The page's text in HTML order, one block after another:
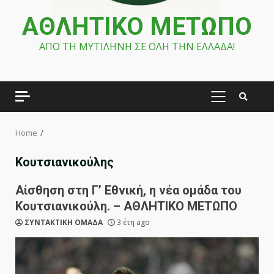
ΑΘΛΗΤΙΚΟ ΜΕΤΩΠΟ
ΑΠΟ ΤΗ ΜΥΤΙΛΗΝΗ ΣΕ ΟΛΗ ΤΗΝ ΕΛΛΑΔΑ!
PRIMARY
Home
Κουτσιανικούλης
Αίσθηση στη Γ’ Εθνική, η νέα ομάδα του
Κουτσιανικούλη. – ΑΘΛΗΤΙΚΟ ΜΕΤΩΠΟ
ΣΥΝΤΑΚΤΙΚΗ ΟΜΑΔΑ 3 έτη ago